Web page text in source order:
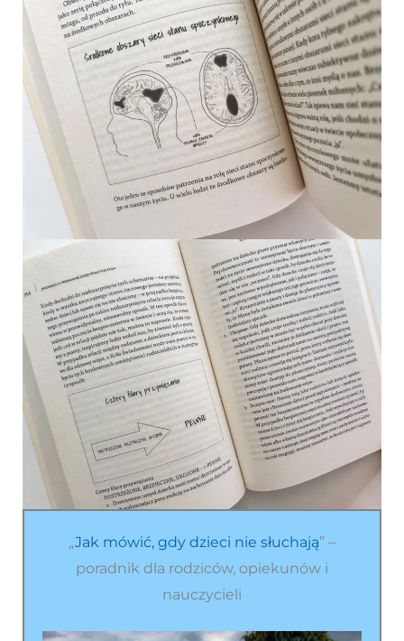
„Jak mówić, gdy dzieci nie słuchają” –
poradnik dla rodziców, opiekunów i
nauczycieli